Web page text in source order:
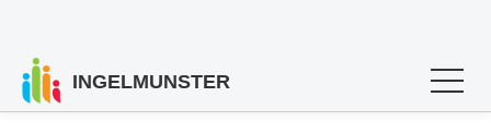
INGELMUNSTER